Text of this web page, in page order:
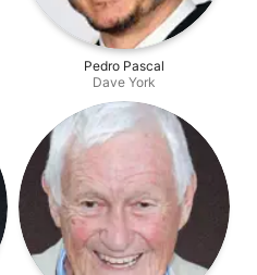
Pedro Pascal
Dave York